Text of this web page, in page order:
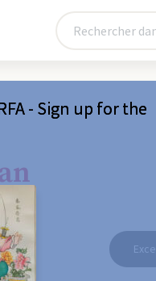
- Sign up for the